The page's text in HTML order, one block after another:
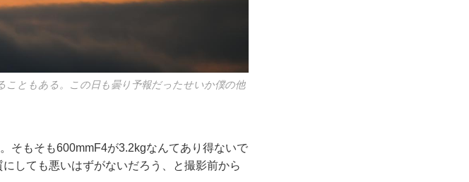
こともある。この日も曇り予報だったせいか僕の他
そもそも600mmF4が3.2kgなんてあり得ないで
しても悪いはずがないだろう、と撮影前から